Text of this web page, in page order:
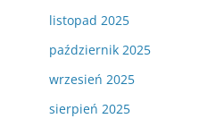
listopad 2025
październik 2025
wrzesień 2025
sierpień 2025